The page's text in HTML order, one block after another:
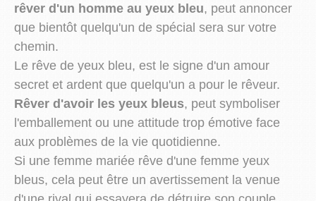
rêver d'un homme au yeux bleu, peut annoncer
que bientôt quelqu'un de spécial sera sur votre
chemin.
Le rêve de yeux bleu, est le signe d'un amour
secret et ardent que quelqu'un a pour le rêveur.
Rêver d'avoir les yeux bleus, peut symboliser
l'emballement ou une attitude trop émotive face
aux problèmes de la vie quotidienne.
Si une femme mariée rêve d'une femme yeux
bleus, cela peut être un avertissement la venue